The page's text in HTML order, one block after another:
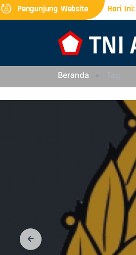
Pengunjung Website Hari Ini:
Beranda